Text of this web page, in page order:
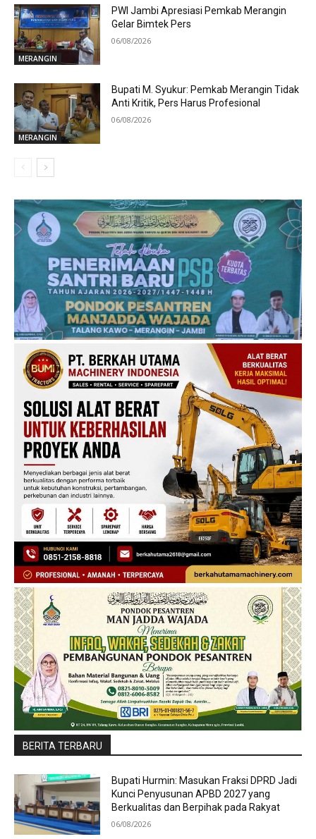
MERANGIN
PWI Jambi Apresiasi Pemkab Merangin
Gelar Bimtek Pers
06/08/2026
MERANGIN
Bupati M. Syukur: Pemkab Merangin Tidak
Anti Kritik, Pers Harus Profesional
06/08/2026
BERITA TERBARU
Bupati Hurmin: Masukan Fraksi DPRD Jadi
Kunci Penyusunan APBD 2027 yang
Berkualitas dan Berpihak pada Rakyat
06/08/2026